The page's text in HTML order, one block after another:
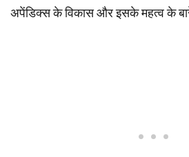
अपेंडिक्स के विकास और इसके महत्व के बारे